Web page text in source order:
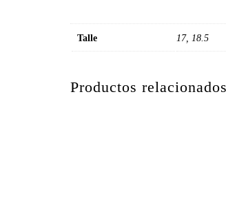
Talle 17, 18.5
Productos relacionados